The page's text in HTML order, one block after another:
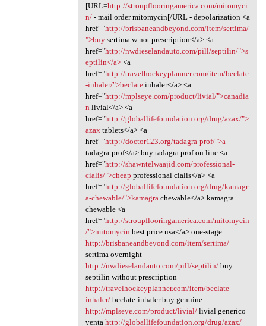
[URL=http://stroupflooringamerica.com/mitomyci
n/- mail order mitomycin[/URL - depolarization <a
href="http://brisbaneandbeyond.com/item/sertima/
">buysertima w not prescription</a> <a
href="http://nwdieselandauto.com/pill/septilin/">s
eptilin</a><a
href="http://travelhockeyplanner.com/item/beclate
-inhaler/">beclateinhaler</a> <a
href="http://mplseye.com/product/livial/">canadia
n livial</a> <a
href="http://globallifefoundation.org/drug/azax/">
azaxtablets</a> <a
href="http://doctor123.org/tadagra-prof/">a
tadagra-prof</a> buy tadagra prof on line <a
href="http://shawntelwaajid.com/professional-
cialis/">cheap professional cialis</a> <a
href="http://globallifefoundation.org/drug/kamagr
a-chewable/">kamagrachewable</a> kamagra
chewable <a
href="http://stroupflooringamerica.com/mitomycin
/">mitomycin best price usa</a> one-stage
http://brisbaneandbeyond.com/item/sertima/
sertima overnight
http://nwdieselandauto.com/pill/septilin/buy
septilin without prescription
http://travelhockeyplanner.com/item/beclate-
inhaler/beclate-inhaler buy genuine
http://mplseye.com/product/livial/livial generico
venta http://globallifefoundation.org/drug/azax/